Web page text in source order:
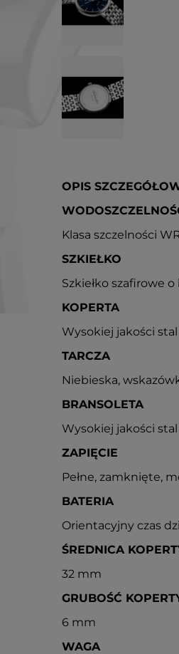
OPIS
Klasa szczelności
SZKIEŁKO
Szkiełko szafirowe
KOPERTA
Wysokiej jakości
TARCZA
Niebieska,
BRANSOLETA
Wysokiej jakości
ZAPIĘCIE
Pełne, zamknięte,
BATERIA
Orientacyjny czas
ŚREDNICA
32 mm
GRUBOŚĆ
6 mm
WAGA